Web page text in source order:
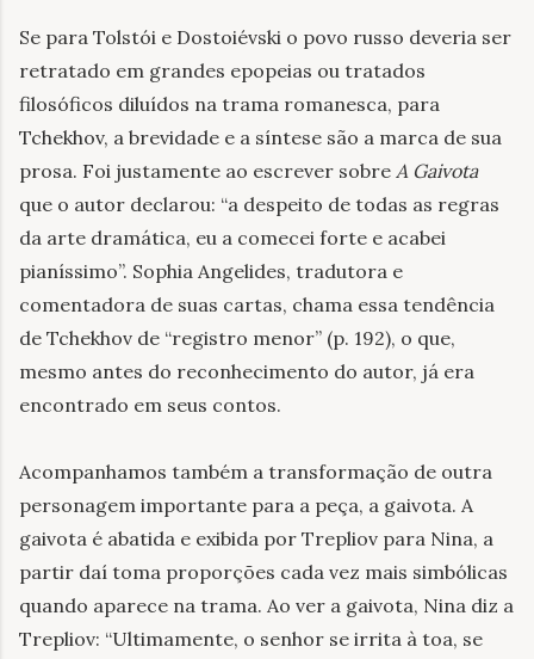
Se para Tolstói e Dostoiévski o povo russo deveria ser
retratado em grandes epopeias ou tratados
filosóficos diluídos na trama romanesca, para
Tchekhov, a brevidade e a síntese são a marca de sua
prosa. Foi justamente ao escrever sobre A Gaivota
que o autor declarou: “a despeito de todas as regras
da arte dramática, eu a comecei forte e acabei
pianíssimo”. Sophia Angelides, tradutora e
comentadora de suas cartas, chama essa tendência
de Tchekhov de “registro menor” (p. 192), o que,
mesmo antes do reconhecimento do autor, já era
encontrado em seus contos.
Acompanhamos também a transformação de outra
personagem importante para a peça, a gaivota. A
gaivota é abatida e exibida por Trepliov para Nina, a
partir daí toma proporções cada vez mais simbólicas
quando aparece na trama. Ao ver a gaivota, Nina diz a
Trepliov: “Ultimamente, o senhor se irrita à toa, se